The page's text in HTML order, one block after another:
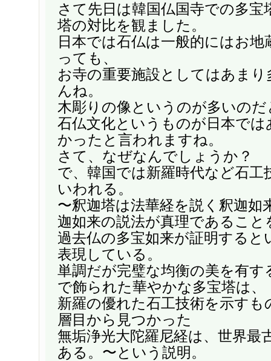
さて先日は韓国仏国寺での多宝
塔の対比を観ました。
日本では石仏は一般的にはお
っても、
お寺の重要施設としてはあま
んね。
木彫りの像というのが多いの
石仏文化というものが日本で
かったと言われますね。
さて、なぜなんでしょうか？
で、韓国では新羅時代など石工
いわれる。
〜釈迦塔は法華経を説く釈迦如
迦如来の説法が真理であること
過去仏の多宝如来が証明すると
表現している。
単調だが完璧な均衡の美を有す
で飾られた華やかな多宝塔は、
新羅の優れた石工技術を示すも
層目から見つかった
無垢浄光大陀羅尼経は、世界最
ある。〜という説明。